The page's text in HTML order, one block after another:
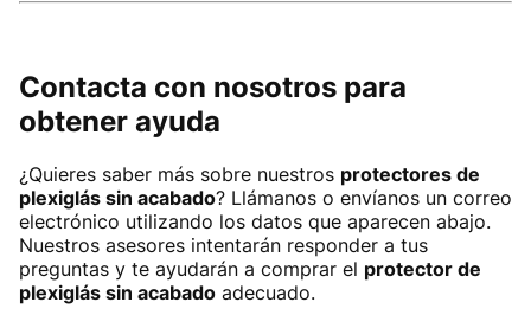
Contacta con nosotros para
obtener ayuda
¿Quieres saber más sobre nuestros protectores de
plexiglás sin acabado? Llámanos o envíanos un correo
electrónico utilizando los datos que aparecen abajo.
Nuestros asesores intentarán responder a tus
preguntas y te ayudarán a comprar el protector de
plexiglás sin acabado adecuado.